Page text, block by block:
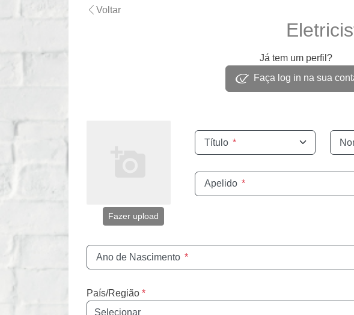
Voltar
Já tem um perfil?
Faça log in na sua
Fazer upload
Título *
Apelido *
Ano de Nascimento *
País/Região *